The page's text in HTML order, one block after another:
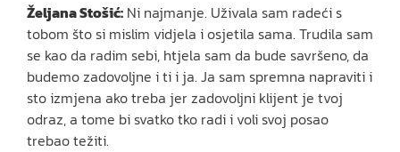
Željana Stošić: Ni najmanje. Uživala sam radeći s
tobom što si mislim vidjela i osjetila sama. Trudila sam
se kao da radim sebi, htjela sam da bude savršeno, da
budemo zadovoljne i ti i ja. Ja sam spremna napraviti i
sto izmjena ako treba jer zadovoljni klijent je tvoj
odraz, a tome bi svatko tko radi i voli svoj posao
trebao težiti.